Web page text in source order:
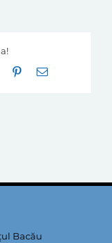
Tumblr Pinterest
E-
Bacău